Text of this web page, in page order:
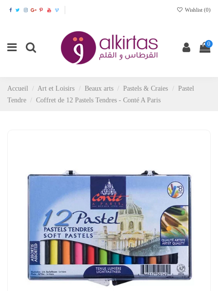
Wishlist (0)
0
Accueil Art et Loisirs Beaux arts Pastels & Craies
Pastel
Tendre
Coffret de 12 Pastels Tendres - Conté A Paris